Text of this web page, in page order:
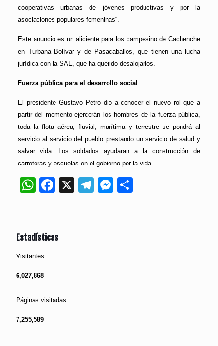
cooperativas urbanas de jóvenes productivas y por la
asociaciones populares femeninas”.
Este anuncio es un aliciente para los campesino de Cachenche
en Turbana Bolívar y de Pasacaballos, que tienen una lucha
jurídica con la SAE, que ha querido desalojarlos.
Fuerza pública para el desarrollo social
El presidente Gustavo Petro dio a conocer el nuevo rol que a
partir del momento ejercerán los hombres de la fuerza pública,
toda la flota aérea, fluvial, marítima y terrestre se pondrá al
servicio al servicio del pueblo prestando un servicio de salud y
salvar vida. Los soldados ayudaran a la construcción de
carreteras y escuelas en el gobierno por la vida.
WhatsApp
Facebook
X Telegram
Messenger
Estadísticas
Visitantes:
6,027,868
Páginas visitadas:
7,255,589